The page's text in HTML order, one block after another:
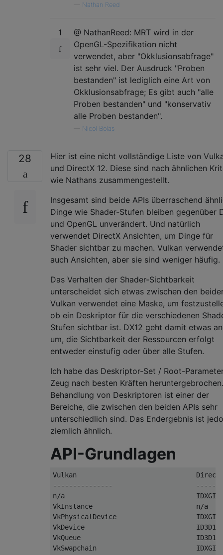
Nathan Reed
1
@ NathanReed: MRT wird in der
OpenGL-Spezifikation nicht
verwendet, aber "Okklusionsabfrage"
ist sehr viel. Der Ausdruck "Proben
bestanden" ist lediglich eine Art von
Okklusionsabfrage; Es gibt auch "alle
Proben bestanden" und "konservativ
alle Proben bestanden".
Nicol Bolas
28
Hier ist eine nicht vollständige Liste von
und DirectX 12. Diese sind nach ähnlichen
wie Nathans zusammengestellt.
Insgesamt sind beide APIs überraschend
Dinge wie Shader-Stufen bleiben gegenüber
und OpenGL unverändert. Und natürlich
verwendet DirectX Ansichten, um Dinge für
Shader sichtbar zu machen. Vulkan
auch Ansichten, aber sie sind weniger häufig.
Das Verhalten der Shader-Sichtbarkeit
unterscheidet sich etwas zwischen den
Vulkan verwendet eine Maske, um
ob ein Deskriptor für die verschiedenen
Stufen sichtbar ist. DX12 geht damit etwas
um, die Sichtbarkeit der Ressourcen erfolgt
entweder einstufig oder über alle Stufen.
Ich habe das Deskriptor-Set / Root-
Zeug nach besten Kräften
Behandlung von Deskriptoren ist einer der
Bereiche, die zwischen den beiden APIs sehr
unterschiedlich sind. Das Endergebnis ist
ziemlich ähnlich.
API-Grundlagen
Vulkan                              DirectX
---------------
n/a
VkInstance                          n/a
VkPhysicalDevice
VkDevice
VkQueue
VkSwapchain